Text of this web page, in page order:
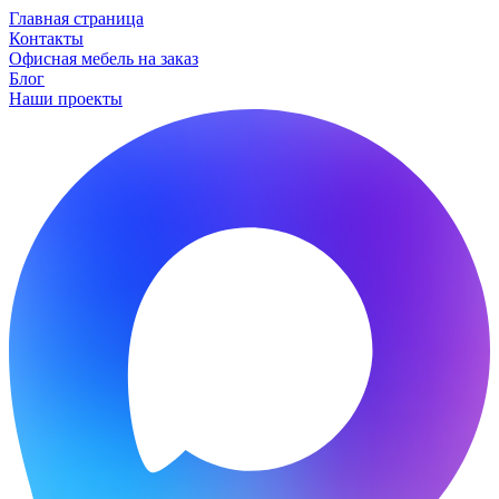
Главная страница
Контакты
Офисная мебель на заказ
Блог
Наши проекты